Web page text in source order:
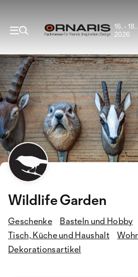
16. -
2026
Wildlife Garden
Geschenke
Basteln und Hobby
Tisch, Küche und Haushalt
Dekorationsartikel